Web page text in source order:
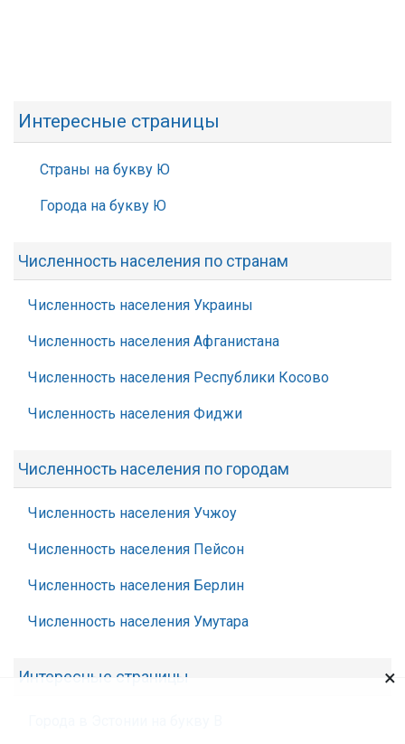
Интересные страницы
Страны на букву Ю
Города на букву Ю
Численность населения по странам
Численность населения Украины
Численность населения Афганистана
Численность населения Республики Косово
Численность населения Фиджи
Численность населения по городам
Численность населения Учжоу
Численность населения Пейсон
Численность населения Берлин
Численность населения Умутара
Интересные страницы ×